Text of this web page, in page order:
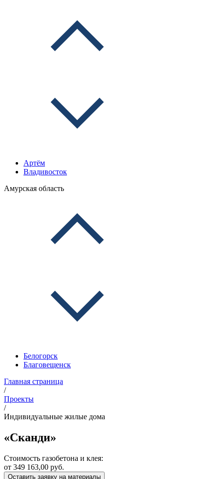
Артём
Владивосток
Амурская область
Белогорск
Благовещенск
Главная страница
/
Проекты
/
Индивидуальные жилые дома
«Сканди»
Стоимость газобетона и клея:
от 349 163,00 руб.
Оставить заявку на материалы